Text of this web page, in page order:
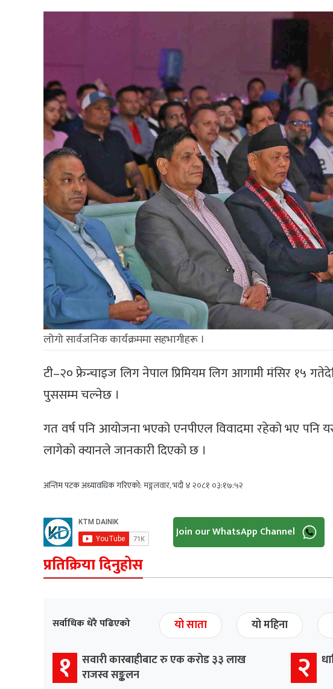
लोगो सार्वजनिक कार्यक्रममा सहभागीहरू ।
टी–२० फ्रेन्चाइज लिग नेपाल प्रिमियम लिग आगामी मंसिर १५
पुससम्म चल्नेछ ।
गत वर्ष पनि आयोजना भएको एनपीएल विवादमा रहेको भए पनि
लागेको क्यानले जानकारी दिएको छ ।
अन्तिम पटक अध्यावधिक गरिएको:मङ्गलवार, भदौ ४ २०८१ ०३:१७:५२
Join our WhatsApp Channel
प्रतिक्रिया दिनुहोस
सर्वाधिक धेरै पढिएको यो साता यो महिना
१
सवारी कारबाहीबाट रु एक करोड ३३ लाख
राजस्व सङ्कलन
२